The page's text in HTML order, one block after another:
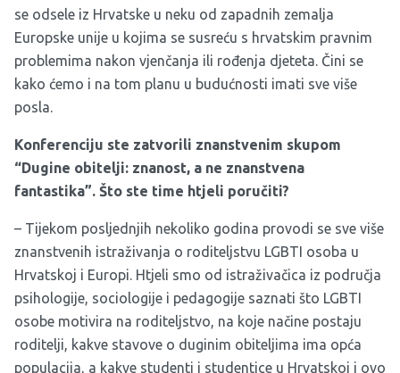
se odsele iz Hrvatske u neku od zapadnih zemalja
Europske unije u kojima se susreću s hrvatskim pravnim
problemima nakon vjenčanja ili rođenja djeteta. Čini se
kako ćemo i na tom planu u budućnosti imati sve više
posla.
Konferenciju ste zatvorili znanstvenim skupom
“Dugine obitelji: znanost, a ne znanstvena
fantastika”. Što ste time htjeli poručiti?
– Tijekom posljednjih nekoliko godina provodi se sve više
znanstvenih istraživanja o roditeljstvu LGBTI osoba u
Hrvatskoj i Europi. Htjeli smo od istraživačica iz područja
psihologije, sociologije i pedagogije saznati što LGBTI
osobe motivira na roditeljstvo, na koje načine postaju
roditelji, kakve stavove o duginim obiteljima ima opća
populacija, a kakve studenti i studentice u Hrvatskoj i ovo